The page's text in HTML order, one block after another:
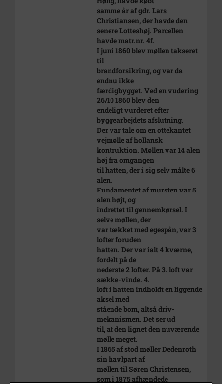
samme år af gdr. Lars
Christiansen, der havde den
senere Lotteshøj. Parcellen
havde matr.nr. 4f.
I juni 1860 blev møllen takseret
til
brandforsikring, og var da
endnu ikke
færdigbygget. Ved en vudering
26/10 1860 blev den
endeligt vurderet efter
byggearbejdets afslutning.
Der var tale om en ottekantet
vejmølle af hollansk
kontruktion. Møllen var 14 alen
høj fra omgangen
til hatten, der i sig selv målte 6
alen.
Fundamentet af mursten var 5
alen højt, og
indrettet til gennemkørsel. I
selve møllen, der
var tækket med egespån, var 3
lofter foruden
hatten. Der var ialt 4 kværne,
fordelt på de
nederste 2 lofter. På 3. loft var
sække-vinde. 4.
loft i hatten indholdt en liggende
aksel med
stående bom, altså driv-
mekanismen. Det ser ud
til, at den lignet den nuværende
mølle meget.
I 1865 af stod møller Dedenroth
sin havlpart af
møllen til Søren Christensen,
som i 1875 afhændede